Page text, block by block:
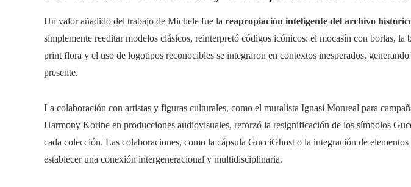
Un valor añadido del trabajo de Michele fue la reapropiación inteligente del archivo
simplemente reeditar modelos clásicos, reinterpretó códigos icónicos: el mocasín con borlas, la
print flora y el uso de logotipos reconocibles se integraron en contextos inesperados,
presente.
La colaboración con artistas y figuras culturales, como el muralista Ignasi Monreal para
Harmony Korine en producciones audiovisuales, reforzó la resignificación de los símbolos
cada colección. Las colaboraciones, como la cápsula GucciGhost o la integración de
establecer una conexión intergeneracional y multidisciplinaria.